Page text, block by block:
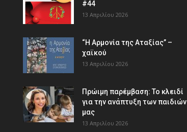
#44
13 Απριλίου 2026
“Η Αρμονία της Αταξίας” –
χαϊκού
13 Απριλίου 2026
Πρώιμη παρέμβαση: Το κλειδί
για την ανάπτυξη των παιδιών
µας
13 Απριλίου 2026